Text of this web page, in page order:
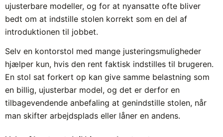
ujusterbare modeller, og for at nyansatte ofte bliver
bedt om at indstille stolen korrekt som en del af
introduktionen til jobbet.
Selv en kontorstol med mange justeringsmuligheder
hjælper kun, hvis den rent faktisk indstilles til brugeren.
En stol sat forkert op kan give samme belastning som
en billig, ujusterbar model, og det er derfor en
tilbagevendende anbefaling at genindstille stolen, når
man skifter arbejdsplads eller låner en andens.